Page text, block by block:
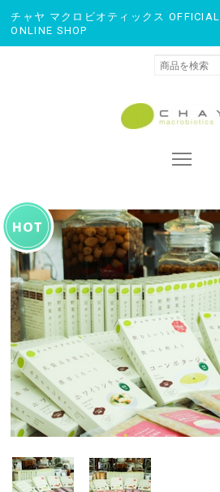
チャヤ マクロビオティックス OFFICIAL
ONLINE SHOP